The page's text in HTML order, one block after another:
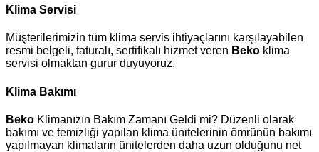
Klima Servisi
Müşterilerimizin tüm klima servis ihtiyaçlarını karşılayabilen
resmi belgeli, faturalı, sertifikalı hizmet veren Beko klima
servisi olmaktan gurur duyuyoruz.
Klima Bakımı
Beko Klimanızın Bakım Zamanı Geldi mi? Düzenli olarak
bakımı ve temizliği yapılan klima ünitelerinin ömrünün bakımı
yapılmayan klimaların ünitelerden daha uzun olduğunu net